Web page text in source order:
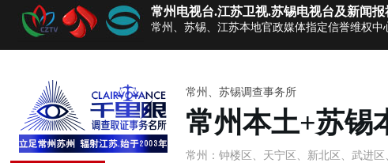
常州电视台.江苏卫视.苏锡电视台及新闻报
常州、苏锡、江苏本地官政媒体指定信誉维权中
常州、苏锡调查事务所
常州本土+苏锡
常州：钟楼区、天宁区、新北区、武进